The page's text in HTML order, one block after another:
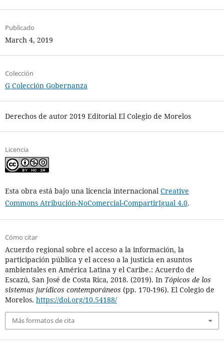
Publicado
March 4, 2019
Colección
G Colección Gobernanza
Derechos de autor 2019 Editorial El Colegio de Morelos
Licencia
Esta obra está bajo una licencia internacional Creative
Commons Atribución-NoComercial-CompartirIgual 4.0.
Cómo citar
Acuerdo regional sobre el acceso a la información, la
participación pública y el acceso a la justicia en asuntos
ambientales en América Latina y el Caribe.: Acuerdo de
Escazú, San José de Costa Rica, 2018. (2019). In Tópicos de los
sistemas jurídicos contemporáneos (pp. 170-196). El Colegio de
Morelos. https://doi.org/10.54188/
Más formatos de cita